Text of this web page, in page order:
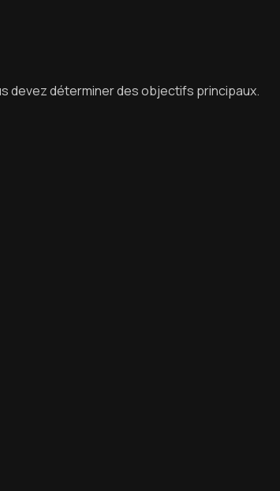
devez déterminer des objectifs principaux.